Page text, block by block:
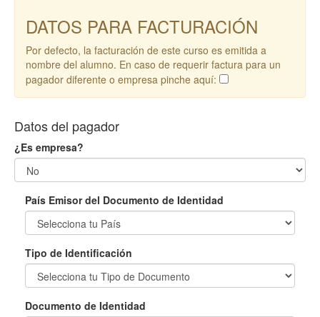
DATOS PARA FACTURACIÓN
Por defecto, la facturación de este curso es emitida a
nombre del alumno. En caso de requerir factura para un
pagador diferente o empresa pinche aquí:
Datos del pagador
¿Es empresa?
País Emisor del Documento de Identidad
Tipo de Identificación
Documento de Identidad